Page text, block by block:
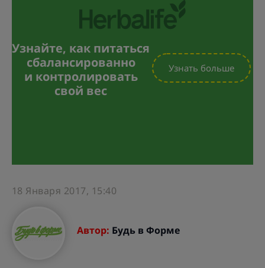
Узнайте, как питаться
сбалансированно
и контролировать
свой вес
Узнать больше
18 Января 2017, 15:40
Автор: Будь в Форме